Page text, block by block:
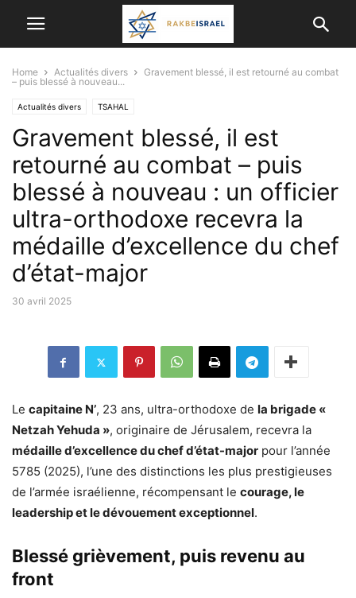
Home Actualités divers
Gravement blessé, il est retourné au combat
– puis blessé à nouveau...
Actualités divers TSAHAL
Gravement blessé, il est
retourné au combat – puis
blessé à nouveau : un officier
ultra-orthodoxe recevra la
médaille d’excellence du chef
d’état-major
30 avril 2025
Le capitaine N’, 23 ans, ultra-orthodoxe de la brigade «
Netzah Yehuda », originaire de Jérusalem, recevra la
médaille d’excellence du chef d’état-major pour l’année
5785 (2025), l’une des distinctions les plus prestigieuses
de l’armée israélienne, récompensant le courage, le
leadership et le dévouement exceptionnel.
Blessé grièvement, puis revenu au
front